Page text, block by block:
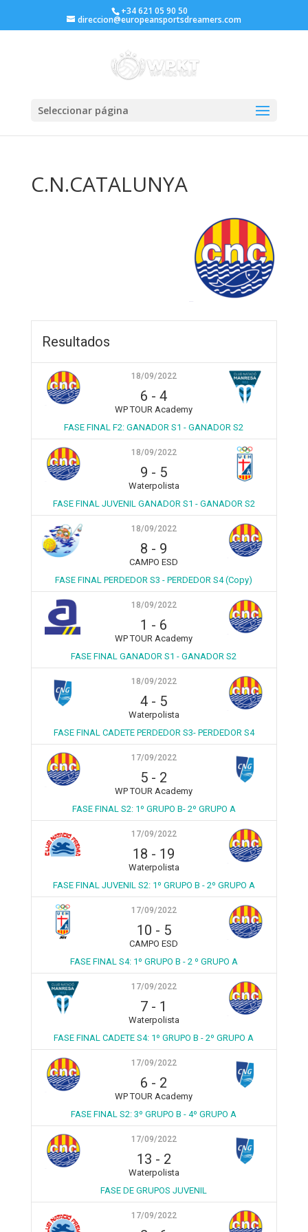
+34 621 05 90 50
direccion@europeansportsdreamers.com
Seleccionar página
C.N.CATALUNYA
Resultados
18/09/2022
6 -4
WP TOUR Academy
FASE FINAL F2: GANADOR S1 - GANADOR S2
18/09/2022
9 - 5
Waterpolista
FASE FINAL JUVENIL GANADOR S1 - GANADOR S2
18/09/2022
8 - 9
CAMPO ESD
FASE FINAL PERDEDOR S3 - PERDEDOR S4 (Copy)
18/09/2022
1 - 6
WP TOUR Academy
FASE FINAL GANADOR S1 - GANADOR S2
18/09/2022
4 - 5
Waterpolista
FASE FINAL CADETE PERDEDOR S3- PERDEDOR S4
17/09/2022
5 - 2
WP TOUR Academy
FASE FINAL S2: 1º GRUPO B- 2º GRUPO A
17/09/2022
18 - 19
Waterpolista
FASE FINAL JUVENIL S2: 1º GRUPO B - 2º GRUPO A
17/09/2022
10 - 5
CAMPO ESD
FASE FINAL S4: 1º GRUPO B - 2 º GRUPO A
17/09/2022
7 - 1
Waterpolista
FASE FINAL CADETE S4: 1º GRUPO B - 2º GRUPO A
17/09/2022
6 - 2
WP TOUR Academy
FASE FINAL S2: 3º GRUPO B - 4º GRUPO A
17/09/2022
13 - 2
Waterpolista
FASE DE GRUPOS JUVENIL
17/09/2022